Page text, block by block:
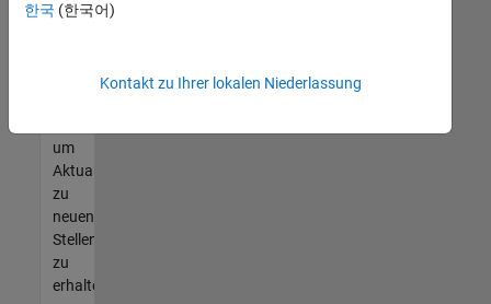
werden
unseres
um
Aktualisierungen
zu
neuen
Stellenangeboten
zu
erhalten.
한국 (한국어)
Kontakt zu Ihrer lokalen Niederlassung